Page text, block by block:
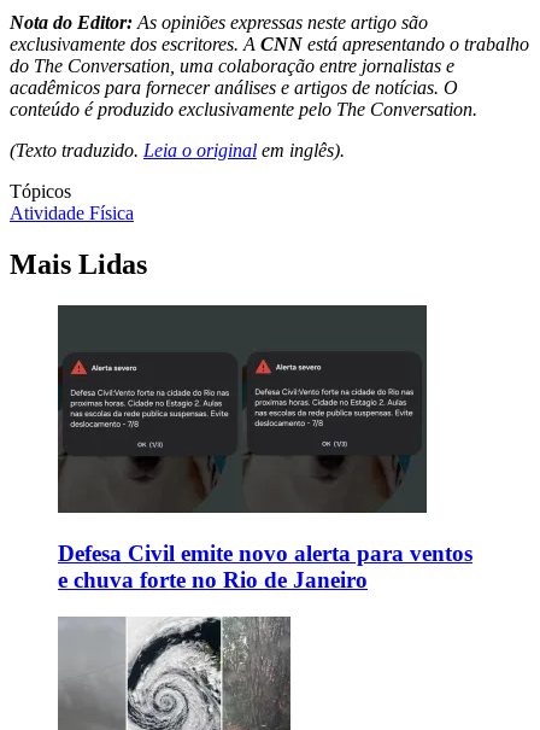
Nota do Editor: As opiniões expressas neste artigo são
exclusivamente dos escritores. A CNN está apresentando o trabalho
do The Conversation, uma colaboração entre jornalistas e
acadêmicos para fornecer análises e artigos de notícias. O
conteúdo é produzido exclusivamente pelo The Conversation.
(Texto traduzido. Leia o original em inglês).
Tópicos
Atividade Física
Mais Lidas
Defesa Civil emite novo alerta para ventos
e chuva forte no Rio de Janeiro